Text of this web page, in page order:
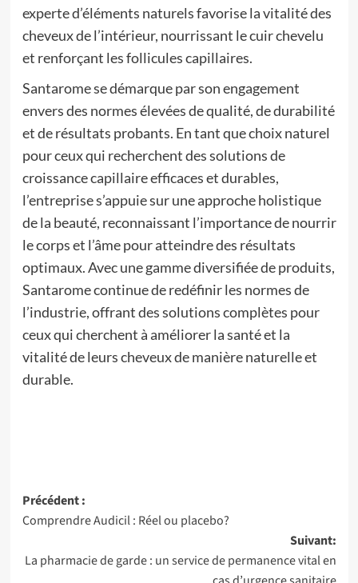
experte d’éléments naturels favorise la vitalité des
cheveux de l’intérieur, nourrissant le cuir chevelu
et renforçant les follicules capillaires.
Santarome se démarque par son engagement
envers des normes élevées de qualité, de durabilité
et de résultats probants. En tant que choix naturel
pour ceux qui recherchent des solutions de
croissance capillaire efficaces et durables,
l’entreprise s’appuie sur une approche holistique
de la beauté, reconnaissant l’importance de nourrir
le corps et l’âme pour atteindre des résultats
optimaux. Avec une gamme diversifiée de produits,
Santarome continue de redéfinir les normes de
l’industrie, offrant des solutions complètes pour
ceux qui cherchent à améliorer la santé et la
vitalité de leurs cheveux de manière naturelle et
durable.
Navigation
d’article
Précédent :
Comprendre Audicil : Réel ou placebo?
Suivant:
La pharmacie de garde : un service de permanence vital en